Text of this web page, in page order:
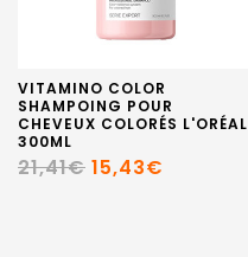
VITAMINO COLOR
SHAMPOING POUR
CHEVEUX COLORÉS L'ORÉAL
300ML
21,41€ 15,43€